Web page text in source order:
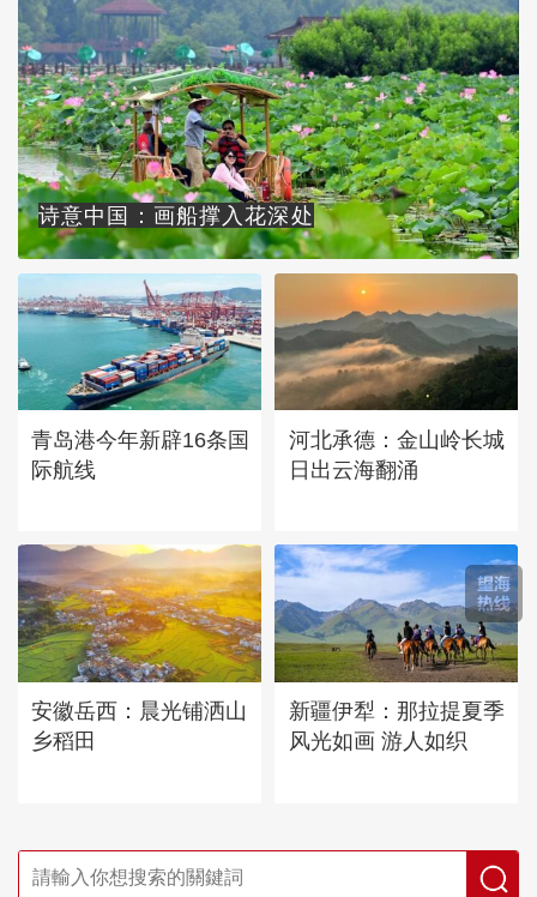
诗意中国：画船撑入花深处
青岛港今年新辟16条国
际航线
河北承德：金山岭长城
日出云海翻涌
安徽岳西：晨光铺洒山
乡稻田
新疆伊犁：那拉提夏季
风光如画 游人如织